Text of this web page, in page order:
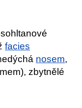
facies
nosem,
zbytnělé